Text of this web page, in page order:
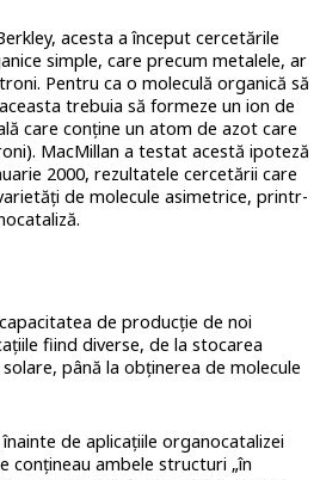
acesta a început cercetările
simple, care precum metalele, ar
Pentru ca o moleculă organică să
trebuia să formeze un ion de
care conține un atom de azot care
MacMillan a testat acestă ipoteză
2000, rezultatele cercetării care
de molecule asimetrice, printr-
de producție de noi
fiind diverse, de la stocarea
până la obținerea de molecule
de aplicațiile organocatalizei
conțineau ambele structuri „în